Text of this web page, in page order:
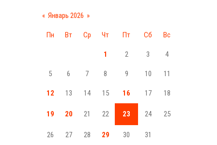
« Январь 2026 »
Пн Вт Ср Чт Пт Сб Вс
1 2 3 4
5 6 7 8 9 10 11
12 13 14 15 16 17 18
19 20 21 22 23 24 25
26 27 28 29 30 31